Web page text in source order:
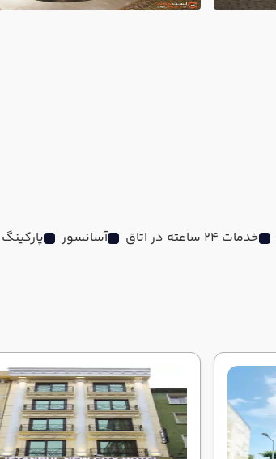
خدمات 24 ساعته در اتاق آسانسور پارکینگ